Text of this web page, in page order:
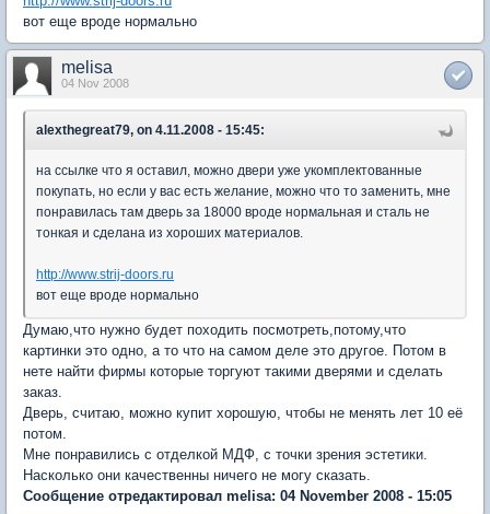
вот еще вроде нормально
melisa
04 Nov 2008
alexthegreat79, on 4.11.2008 - 15:45:
на ссылке что я оставил, можно двери уже укомплектованные
покупать, но если у вас есть желание, можно что то заменить, мне
понравилась там дверь за 18000 вроде нормальная и сталь не
тонкая и сделана из хороших материалов.
http://www.strij-doors.ru
вот еще вроде нормально
Думаю,что нужно будет походить посмотреть,потому,что
картинки это одно, а то что на самом деле это другое. Потом в
нете найти фирмы которые торгуют такими дверями и сделать
заказ.
Дверь, считаю, можно купит хорошую, чтобы не менять лет 10 её
потом.
Мне понравились с отделкой МДФ, с точки зрения эстетики.
Насколько они качественны ничего не могу сказать.
Сообщение отредактировал melisa: 04 November 2008 - 15:05